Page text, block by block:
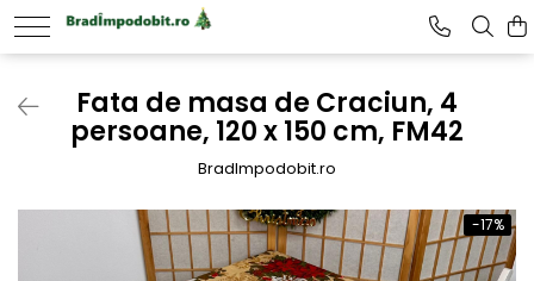
Fata de masa de Craciun, 4
persoane, 120 x 150 cm, FM42
BradImpodobit.ro
-17%